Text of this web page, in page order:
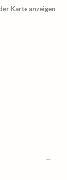
Karte anzeigen